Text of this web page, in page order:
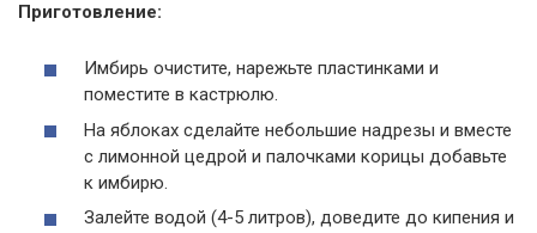
Приготовление:
Имбирь очистите, нарежьте пластинками и
поместите в кастрюлю.
На яблоках сделайте небольшие надрезы и вместе
с лимонной цедрой и палочками корицы добавьте
к имбирю.
Залейте водой (4-5 литров), доведите до кипения и